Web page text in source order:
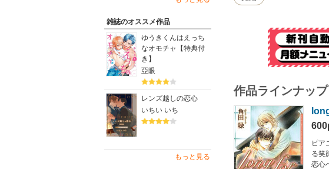
雑誌のオススメ作品
ゆうきくんはえっち
なオモチャ【特典付
き】
亞眼
レンズ越しの恋心
いちい いち
もっと見る
作品ラインナッ
ピア
る笑
恋心